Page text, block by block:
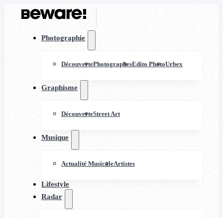
Photographie
DécouvertePhotographesEdito PhotoUrbex
Graphisme
DécouverteStreet Art
Musique
Actualité MusicaleArtistes
Lifestyle
Radar